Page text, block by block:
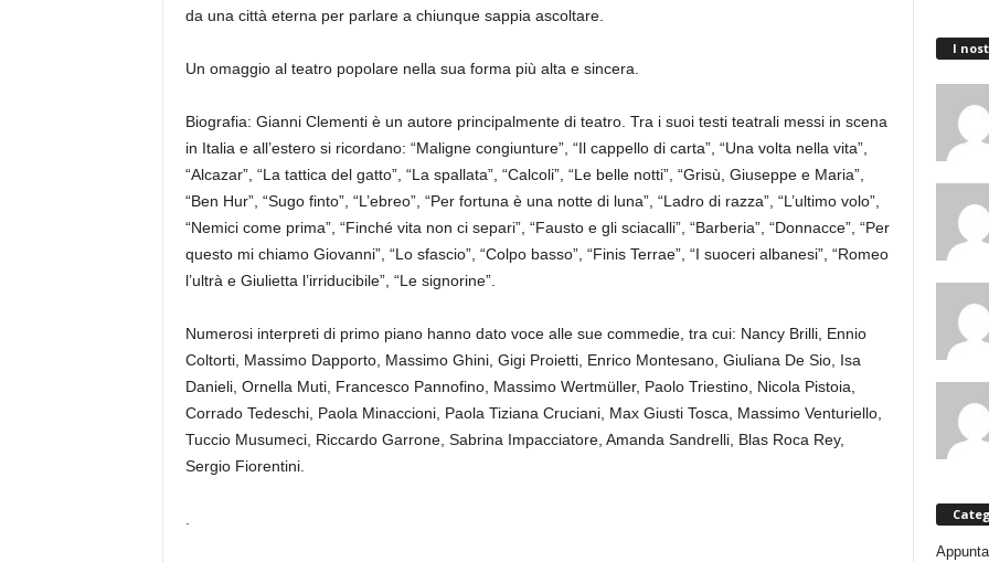
da una città eterna per parlare a chiunque sappia ascoltare.
Un omaggio al teatro popolare nella sua forma più alta e sincera.
Biografia: Gianni Clementi è un autore principalmente di teatro. Tra i suoi testi teatrali messi in scena
in Italia e all’estero si ricordano: “Maligne congiunture”, “Il cappello di carta”, “Una volta nella vita”,
“Alcazar”, “La tattica del gatto”, “La spallata”, “Calcoli”, “Le belle notti”, “Grisù, Giuseppe e Maria”,
“Ben Hur”, “Sugo finto”, “L’ebreo”, “Per fortuna è una notte di luna”, “Ladro di razza”, “L’ultimo volo”,
“Nemici come prima”, “Finché vita non ci separi”, “Fausto e gli sciacalli”, “Barberia”, “Donnacce”, “Per
questo mi chiamo Giovanni”, “Lo sfascio”, “Colpo basso”, “Finis Terrae”, “I suoceri albanesi”, “Romeo
l’ultrà e Giulietta l’irriducibile”, “Le signorine”.
Numerosi interpreti di primo piano hanno dato voce alle sue commedie, tra cui: Nancy Brilli, Ennio
Coltorti, Massimo Dapporto, Massimo Ghini, Gigi Proietti, Enrico Montesano, Giuliana De Sio, Isa
Danieli, Ornella Muti, Francesco Pannofino, Massimo Wertmüller, Paolo Triestino, Nicola Pistoia,
Corrado Tedeschi, Paola Minaccioni, Paola Tiziana Cruciani, Max Giusti Tosca, Massimo Venturiello,
Tuccio Musumeci, Riccardo Garrone, Sabrina Impacciatore, Amanda Sandrelli, Blas Roca Rey,
Sergio Fiorentini.
.
I